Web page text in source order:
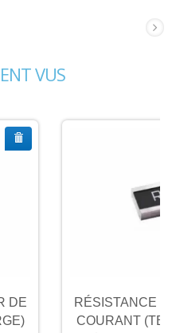
VUS
DE
RÉSISTANCE
COURANT